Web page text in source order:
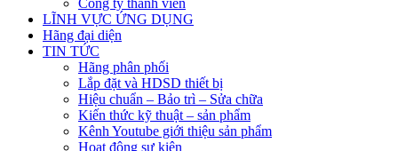
Công ty thành viên
LĨNH VỰC ỨNG DỤNG
Hãng đại diện
TIN TỨC
Hãng phân phối
Lắp đặt và HDSD thiết bị
Hiệu chuẩn – Bảo trì – Sửa chữa
Kiến thức kỹ thuật – sản phẩm
Kênh Youtube giới thiệu sản phẩm
Hoạt động sự kiện